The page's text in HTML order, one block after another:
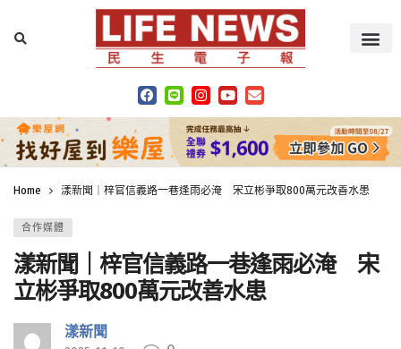
Home 漾新聞｜梓官信義路一巷逢雨必淹 宋立彬爭取800萬元改善水患
合作媒體
漾新聞｜梓官信義路一巷逢雨必淹 宋
立彬爭取800萬元改善水患
漾新聞